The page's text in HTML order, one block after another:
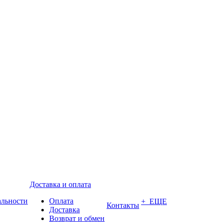
Доставка и оплата
Оплата
Доставка
Возврат и обмен
Контакты + ЕЩЕ